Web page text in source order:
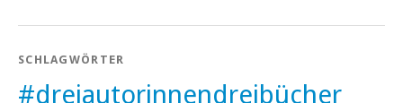
SCHLAGWÖRTER
#dreiautorinnendreibücher